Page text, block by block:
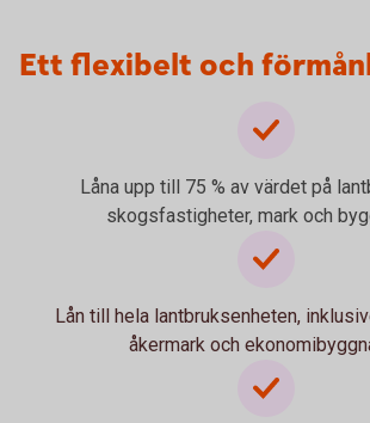
Ett flexibelt och
Låna upp till 75 % av värdet på
skogsfastigheter, mark och
Lån till hela lantbruksenheten,
åkermark och